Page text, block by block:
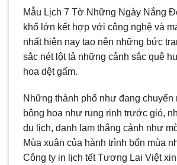
Mẫu Lịch 7 Tờ Những Ngày Nắng
khổ lớn kết hợp với công nghệ và
nhất hiện nay tạo nên những bức
sắc nét lột tả những cảnh sắc quê
hoa dệt gấm.
Những thành phố như đang chuyển
bông hoa như rung rinh trước gió,
du lịch, danh lam thắng cảnh như
Mùa xuân của hành trình bốn mùa
Công ty in lịch tết Tương Lai Việt